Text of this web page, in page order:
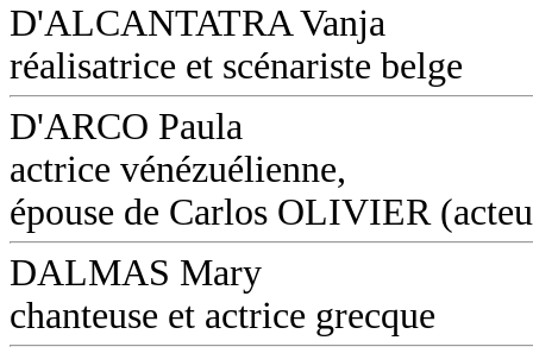
D'ALCANTATRA Vanja
réalisatrice et scénariste belge
D'ARCO Paula
actrice vénézuélienne,
épouse de Carlos OLIVIER
DALMAS Mary
chanteuse et actrice grecque